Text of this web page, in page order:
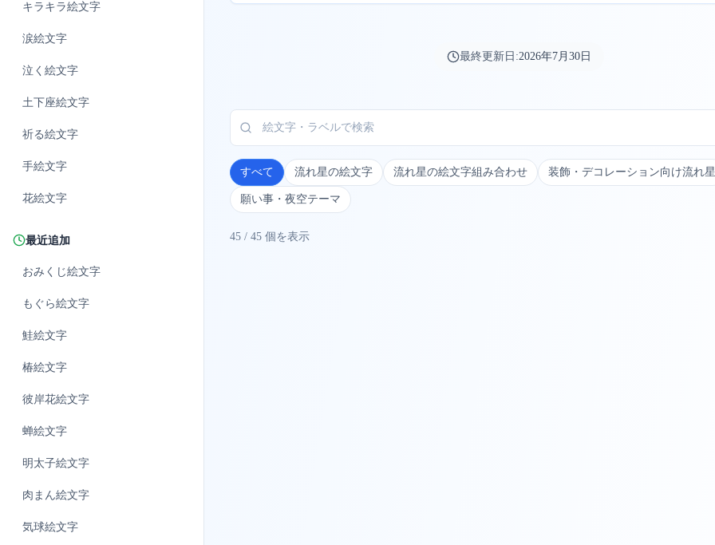
キラキラ絵文字
涙絵文字
泣く 絵文字
土下座絵文字
祈る絵文字
手絵文字
花絵文字
最近追加
おみくじ絵文字
もぐら絵文字
鮭絵文字
椿絵文字
彼岸花絵文字
蝉絵文字
明太子絵文字
肉まん絵文字
気球絵文字
最終更新日:2026年7月30日
すべて 流れ星の絵文字 流れ星の絵文字組み合わせ 装飾・デコレーション向け流れ星
願い事・夜空テーマ
45 / 45 個を表示